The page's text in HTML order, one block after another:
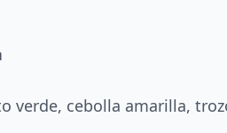
verde, cebolla amarilla,